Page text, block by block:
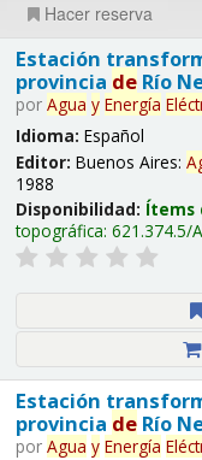
Hacer reserva
Estación
provincia deRío
por Agua y Energía
Idioma: Español
Editor: Buenos Aires:
1988
Disponibilidad: Ítems
topográfica: 621.374.5/
Estación
provincia deRío
por Agua y Energía